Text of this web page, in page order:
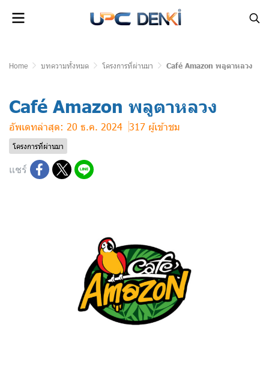
Home บทความทั้งหมด โครงการที่ผ่านมา Café Amazon พลูตาหลวง
Café Amazon พลูตาหลวง
อัพเดทล่าสุด: 20 ธ.ค. 2024 317 ผู้เข้าชม
โครงการที่ผ่านมา
แชร์